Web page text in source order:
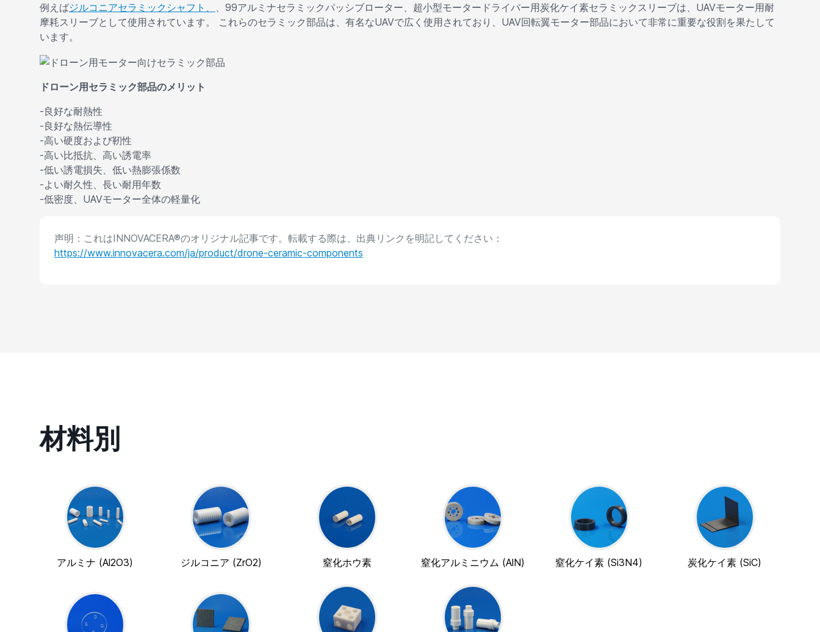
例えばジルコニアセラミックシャフト、
、99アルミナセラミックパッシブローター、超小型モータードライバー用炭化ケイ素セラミックスリーブは、UAVモーター用耐
摩耗スリーブとして使用されています。 これらのセラミック部品は、有名なUAVで広く使用されており、UAV回転翼モーター部品において非常に重要な役割を果たして
います。
ドローン用セラミック部品のメリット
-良好な耐熱性
-良好な熱伝導性
-高い硬度および靭性
-高い比抵抗、高い誘電率
-低い誘電損失、低い熱膨張係数
-よい耐久性、長い耐用年数
-低密度、UAVモーター全体の軽量化
声明：これはINNOVACERA®のオリジナル記事です。転載する際は、出典リンクを明記してください：
https://www.innovacera.com/ja/product/drone-ceramic-components
材料別
アルミナ (Al2O3) ジルコニア (ZrO2) 窒化ホウ素 窒化アルミニウム (AlN) 窒化ケイ素 (Si3N4) 炭化ケイ素 (SiC)